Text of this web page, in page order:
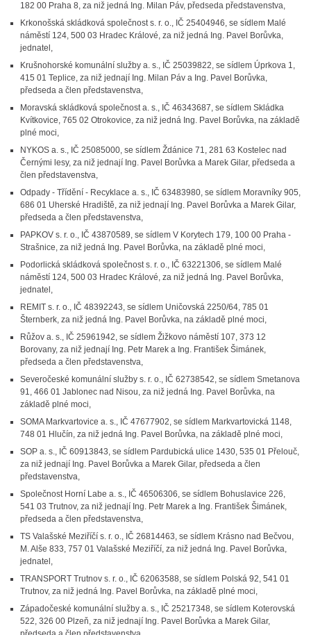
182 00 Praha 8, za niž jedná Ing. Milan Páv, předseda představenstva,
Krkonošská skládková společnost s. r. o., IČ 25404946, se sídlem Malé
náměstí 124, 500 03 Hradec Králové, za niž jedná Ing. Pavel Borůvka,
jednatel,
Krušnohorské komunální služby a. s., IČ 25039822, se sídlem Úprkova 1,
415 01 Teplice, za niž jednají Ing. Milan Páv a Ing. Pavel Borůvka,
předseda a člen představenstva,
Moravská skládková společnost a. s., IČ 46343687, se sídlem Skládka
Kvítkovice, 765 02 Otrokovice, za niž jedná Ing. Pavel Borůvka, na základě
plné moci,
NYKOS a. s., IČ 25085000, se sídlem Ždánice 71, 281 63 Kostelec nad
Černými lesy, za niž jednají Ing. Pavel Borůvka a Marek Gilar, předseda a
člen představenstva,
Odpady - Třídění - Recyklace a. s., IČ 63483980, se sídlem Moravníky 905,
686 01 Uherské Hradiště, za niž jednají Ing. Pavel Borůvka a Marek Gilar,
předseda a člen představenstva,
PAPKOV s. r. o., IČ 43870589, se sídlem V Korytech 179, 100 00 Praha -
Strašnice, za niž jedná Ing. Pavel Borůvka, na základě plné moci,
Podorlická skládková společnost s. r. o., IČ 63221306, se sídlem Malé
náměstí 124, 500 03 Hradec Králové, za niž jedná Ing. Pavel Borůvka,
jednatel,
REMIT s. r. o., IČ 48392243, se sídlem Uničovská 2250/64, 785 01
Šternberk, za niž jedná Ing. Pavel Borůvka, na základě plné moci,
Růžov a. s., IČ 25961942, se sídlem Žižkovo náměstí 107, 373 12
Borovany, za niž jednají Ing. Petr Marek a Ing. František Šimánek,
předseda a člen představenstva,
Severočeské komunální služby s. r. o., IČ 62738542, se sídlem Smetanova
91, 466 01 Jablonec nad Nisou, za niž jedná Ing. Pavel Borůvka, na
základě plné moci,
SOMA Markvartovice a. s., IČ 47677902, se sídlem Markvartovická 1148,
748 01 Hlučín, za niž jedná Ing. Pavel Borůvka, na základě plné moci,
SOP a. s., IČ 60913843, se sídlem Pardubická ulice 1430, 535 01 Přelouč,
za niž jednají Ing. Pavel Borůvka a Marek Gilar, předseda a člen
představenstva,
Společnost Horní Labe a. s., IČ 46506306, se sídlem Bohuslavice 226,
541 03 Trutnov, za niž jednají Ing. Petr Marek a Ing. František Šimánek,
předseda a člen představenstva,
TS Valašské Meziříčí s. r. o., IČ 26814463, se sídlem Krásno nad Bečvou,
M. Alše 833, 757 01 Valašské Meziříčí, za niž jedná Ing. Pavel Borůvka,
jednatel,
TRANSPORT Trutnov s. r. o., IČ 62063588, se sídlem Polská 92, 541 01
Trutnov, za niž jedná Ing. Pavel Borůvka, na základě plné moci,
Západočeské komunální služby a. s., IČ 25217348, se sídlem Koterovská
522, 326 00 Plzeň, za niž jednají Ing. Pavel Borůvka a Marek Gilar,